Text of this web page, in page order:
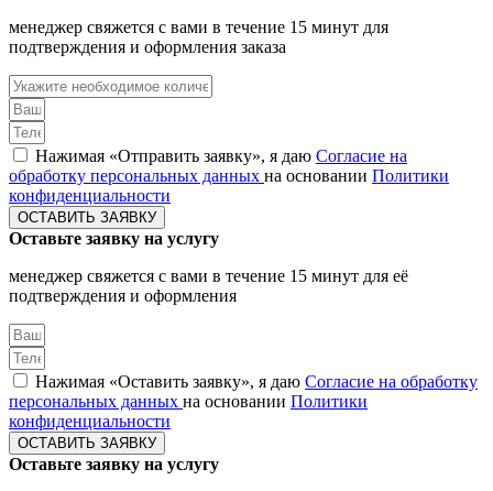
менеджер свяжется с вами в течение 15 минут для
подтверждения и оформления заказа
Нажимая «Отправить заявку», я даю Согласие на
обработку персональных данных на основании Политики
конфиденциальности
ОСТАВИТЬ ЗАЯВКУ
Оставьте заявку на услугу
менеджер свяжется с вами в течение 15 минут для её
подтверждения и оформления
Нажимая «Оставить заявку», я даю Согласие на обработку
персональных данных на основании Политики
конфиденциальности
ОСТАВИТЬ ЗАЯВКУ
Оставьте заявку на услугу